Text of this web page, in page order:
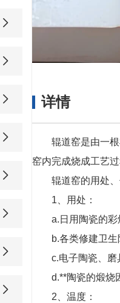
详情
辊道窑是由一
窑内完成烧成工艺
辊道窑的用处
1、用处：
a.日用陶瓷的
b.各类修建卫
c.电子陶瓷、
d.**陶瓷的煅烧
2、温度：